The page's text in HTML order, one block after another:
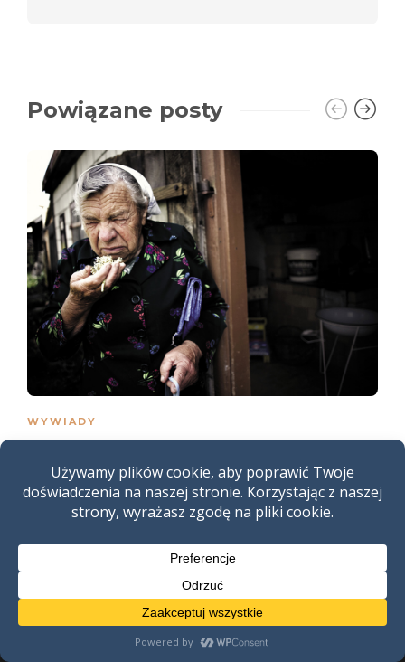
Powiązane posty
WYWIADY
Kraina Bugu 15 lat temu 10 min